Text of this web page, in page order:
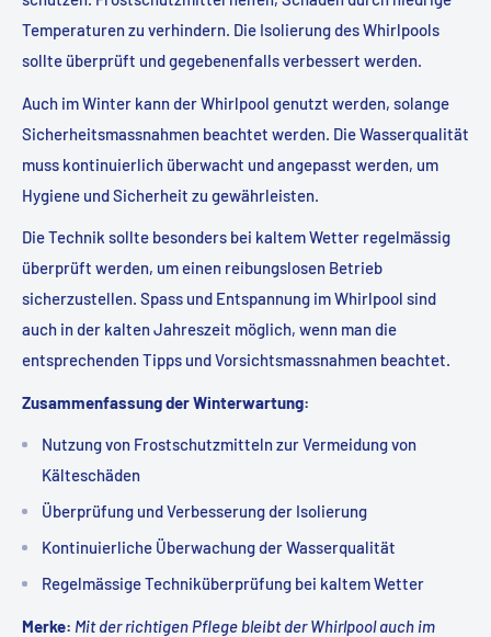
Temperaturen zu verhindern. Die Isolierung des Whirlpools
sollte überprüft und gegebenenfalls verbessert werden.
Auch im Winter kann der Whirlpool genutzt werden, solange
Sicherheitsmassnahmen beachtet werden. Die Wasserqualität
muss kontinuierlich überwacht und angepasst werden, um
Hygiene und Sicherheit zu gewährleisten.
Die Technik sollte besonders bei kaltem Wetter regelmässig
überprüft werden, um einen reibungslosen Betrieb
sicherzustellen. Spass und Entspannung im Whirlpool sind
auch in der kalten Jahreszeit möglich, wenn man die
entsprechenden Tipps und Vorsichtsmassnahmen beachtet.
Zusammenfassung der Winterwartung:
Nutzung von Frostschutzmitteln zur Vermeidung von
Kälteschäden
Überprüfung und Verbesserung der Isolierung
Kontinuierliche Überwachung der Wasserqualität
Regelmässige Techniküberprüfung bei kaltem Wetter
Merke: Mit der richtigen Pflege bleibt der Whirlpool auch im